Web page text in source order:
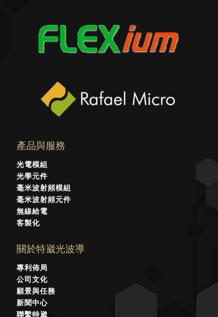
產品與服務
光電模組
光學元件
毫米波射頻模組
毫米波射頻元件
無線給電
客製化
關於特崴光波導
專利佈局
公司文化
願景與任務
新聞中心
聯繫特崴